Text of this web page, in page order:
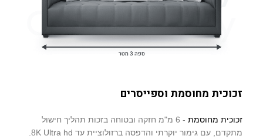
זכוכית מחוסמת וספייסרים
זכוכית מחוסמת
- 6 מ"מ חזקה ובטוחה בזכות תהליך חישול
מתקדם, עם גימור יוקרתי והדפסה ברזולוציית עד 8K Ultra hd.